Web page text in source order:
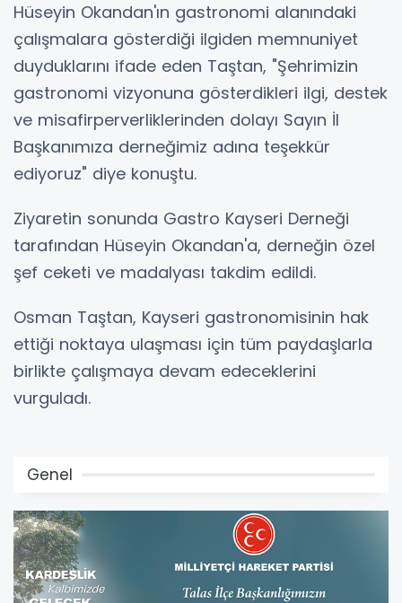
Hüseyin Okandan'ın gastronomi alanındaki
çalışmalara gösterdiği ilgiden memnuniyet
duyduklarını ifade eden Taştan, "Şehrimizin
gastronomi vizyonuna gösterdikleri ilgi, destek
ve misafirperverliklerinden dolayı Sayın İl
Başkanımıza derneğimiz adına teşekkür
ediyoruz" diye konuştu.
Ziyaretin sonunda Gastro Kayseri Derneği
tarafından Hüseyin Okandan'a, derneğin özel
şef ceketi ve madalyası takdim edildi.
Osman Taştan, Kayseri gastronomisinin hak
ettiği noktaya ulaşması için tüm paydaşlarla
birlikte çalışmaya devam edeceklerini
vurguladı.
Genel